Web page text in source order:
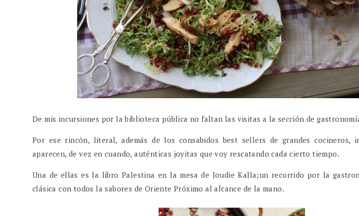
De mis incursiones por la biblioteca pública no faltan las visitas a la sección de
Por ese rincón, literal, además de los consabidos best sellers de grandes cocineros,
aparecen, de vez en cuando, auténticas joyitas que voy rescatando cada cierto tiempo.
Una de ellas es la libro Palestina en la mesa de Joudie Kalla;un recorrido por la
clásica con todos la sabores de Oriente Próximo al alcance de la mano.